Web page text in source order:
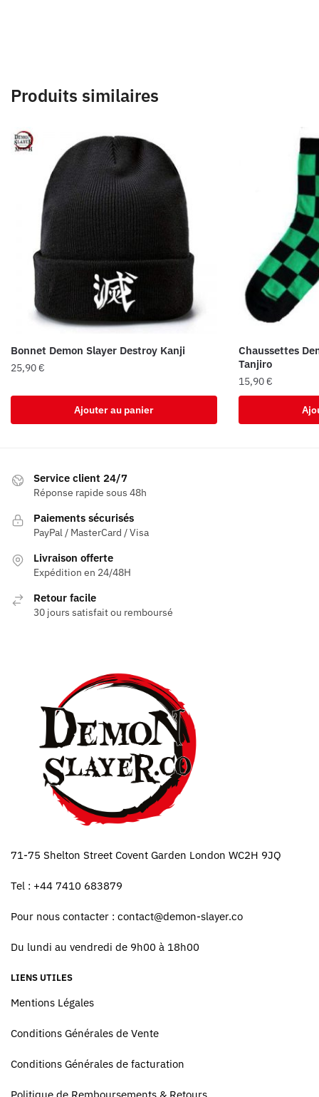
Produits similaires
Bonnet Demon Slayer Destroy Kanji
25,90€
Ajouter au panier
Chaussettes
Tanjiro
15,90€
Service client 24/7
Réponse rapide sous 48h
Paiements sécurisés
PayPal / MasterCard / Visa
Livraison offerte
Expédition en 24/48H
Retour facile
30 jours satisfait ou remboursé
71-75 Shelton Street Covent Garden London WC2H 9JQ
Tel : +44 7410 683879
Pour nous contacter : contact@demon-slayer.co
Du lundi au vendredi de 9h00 à 18h00
LIENS UTILES
Mentions Légales
Conditions Générales de Vente
Conditions Générales de facturation